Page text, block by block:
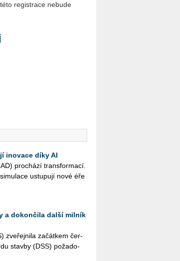
re­gis­tra­ce ne­bu­de
inovace díky AI
pro­chá­zí trans­for­ma­cí.
ustu­pu­jí nové éře
a dokončila další milník
zve­řej­ni­la za­čát­kem čer­
stav­by (DSS) po­ža­do­